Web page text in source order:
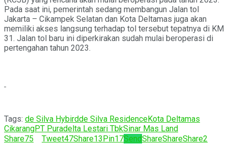
Pada saat ini, pemerintah sedang membangun Jalan tol
Jakarta – Cikampek Selatan dan Kota Deltamas juga akan
memiliki akses langsung terhadap tol tersebut tepatnya di KM
31. Jalan tol baru ini diperkirakan sudah mulai beroperasi di
pertengahan tahun 2023.
Tags: de Silva Hybirdde Silva ResidenceKota Deltamas
CikarangPT Puradelta Lestari TbkSinar Mas Land
Share75 Tweet47Share13Pin17SendShareShareShare2